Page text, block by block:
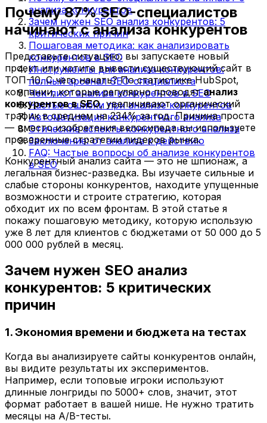
анализа конкурентов
Зачем нужен SEO анализ конкурентов: 5
критических причин
Пошаговая методика: как анализировать
конкурентов в SEO
Инструменты для анализа конкурентов:
полный арсенал SEO-специалиста
Чек-лист анализа конкурентов в SEO
Частые ошибки при анализе конкурентов
Автоматизация конкурентного анализа
Этические аспекты конкурентного анализа
Заключение: от анализа к действию
FAQ: Частые вопросы об анализе конкурентов
в SEO
Почему 87% SEO-специалистов
начинают с анализа конкурентов
Представьте ситуацию: вы запускаете новый
проект или хотите вывести существующий сайт в
ТОП-10. С чего начать? По статистике HubSpot,
компании, которые регулярно проводятанализ
конкурентов в SEO, увеличивают органический
трафик в среднем на 234% за год. Причина проста
— вместо изобретения велосипеда вы используете
проверенные стратегии лидеров рынка.
Конкурентный анализ сайта — это не шпионаж, а
легальная бизнес-разведка. Вы изучаете сильные и
слабые стороны конкурентов, находите упущенные
возможности и строите стратегию, которая
обходит их по всем фронтам. В этой статье я
покажу пошаговую методику, которую использую
уже 8 лет для клиентов с бюджетами от 50 000 до 5
000 000 рублей в месяц.
Зачем нужен SEO анализ
конкурентов: 5 критических
причин
1. Экономия времени и бюджета на тестах
Когда вы анализируете сайты конкурентов онлайн,
вы видите результаты их экспериментов.
Например, если топовые игроки используют
длинные лонгриды по 5000+ слов, значит, этот
формат работает в вашей нише. Не нужно тратить
месяцы на A/B-тесты.